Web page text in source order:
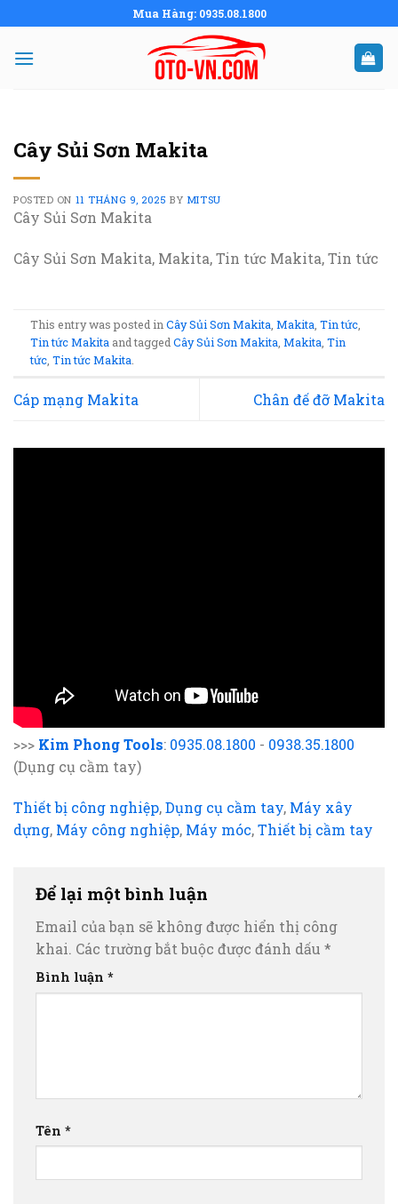
to
content
Mua Hàng: 0935.08.1800
Cây Sủi Sơn Makita
POSTED ON 11 THÁNG 9, 2025 BY MITSU
Cây Sủi Sơn Makita
Cây Sủi Sơn Makita, Makita, Tin tức Makita, Tin tức
This entry was posted inCây Sủi Sơn Makita ,Makita ,Tin tức
Tin tức Makita and taggedCây Sủi Sơn Makita ,Makita ,Tin
tức ,Tin tức Makita
Cáp mạng Makita Chân đế đỡ Makita
>>> Kim Phong Tools: 0935.08.1800 - 0938.35.1800
(Dụng cụ cầm tay)
Thiết bị công nghiệp,Dụng cụ cầm tay, Máy xây
dựng, Máy công nghiệp, Máy móc,Thiết bị cầm tay
Để lại một bình luận
Email của bạn sẽ không được hiển thị công
khai. Các trường bắt buộc được đánh dấu *
Bình luận *
Tên *